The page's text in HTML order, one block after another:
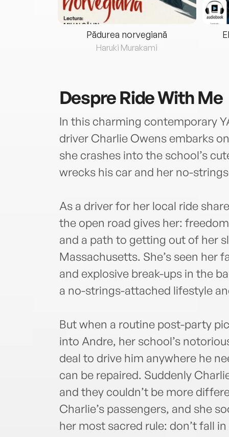
Pădurea norvegiană
Haruki Murakami
DespreRide With Me
In this charming contemporary
driver Charlie Owens embarks
she crashes into the school’s
wrecks his car and her no-
As a driver for her local ride
the open road gives her:
and a path to getting out of her
Massachusetts. She’s seen her
and explosive break-ups in the
a no-strings-attached lifestyle
But when a routine post-party
into Andre, her school’s
deal to drive him anywhere he
can be repaired. Suddenly
and they couldn’t be more
Charlie’s passengers, and she
her most sacred rule: don’t fall in